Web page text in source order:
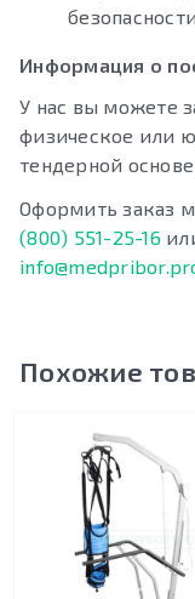
Информация о
У нас вы можете
физическое или
тендерной
Оформить заказ
(800) 551-25-16
Похожие